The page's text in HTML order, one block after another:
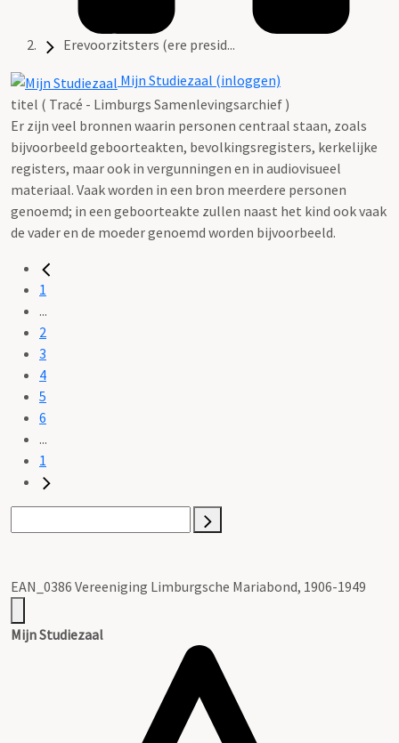
Erevoorzitsters (ere presid...
Mijn Studiezaal (inloggen)
titel ( Tracé - Limburgs Samenlevingsarchief )
Er zijn veel bronnen waarin personen centraal staan, zoals
bijvoorbeeld geboorteakten, bevolkingsregisters, kerkelijke
registers, maar ook in vergunningen en in audiovisueel
materiaal. Vaak worden in een bron meerdere personen
genoemd; in een geboorteakte zullen naast het kind ook vaak
de vader en de moeder genoemd worden bijvoorbeeld.
1
...
2
3
4
5
6
...
1
EAN_0386 Vereeniging Limburgsche Mariabond, 1906-1949
Mijn Studiezaal